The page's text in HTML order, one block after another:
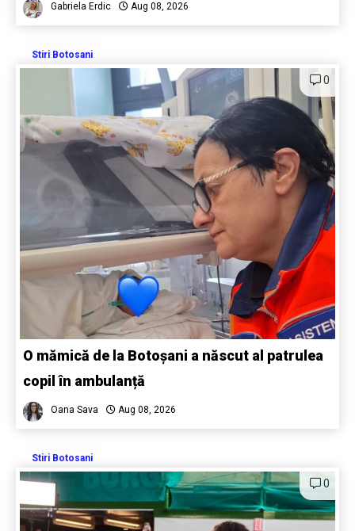
Gabriela Erdic Aug 08, 2026
Stiri Botosani
0
O mămică de la Botoșani a născut al patrulea
copil în ambulanță
Oana Sava Aug 08, 2026
Stiri Botosani
0